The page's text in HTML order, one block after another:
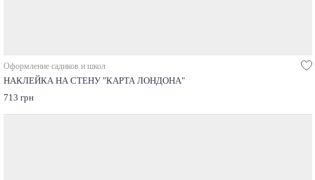
Оформление садиков и школ
НАКЛЕЙКА НА СТЕНУ "КАРТА ЛОНДОНА"
713 грн